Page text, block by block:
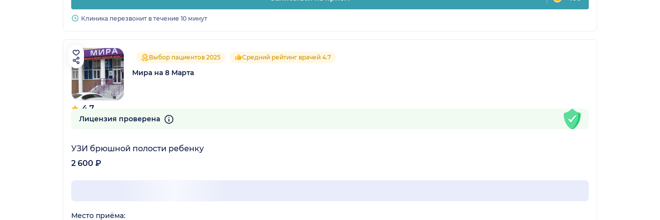
Клиника перезвонит в течение 10 минут
4.7
89 отзывов
Выбор пациентов 2025 Средний рейтинг врачей 4.7
Мира на 8 Марта
Лицензия проверена
УЗИ брюшной полости ребенку
2 600 ₽
Место приёма: